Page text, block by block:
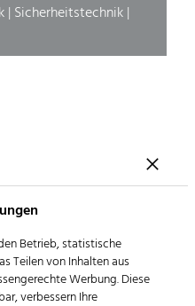
Betrieb, statistische
Teilen von Inhalten aus
Werbung. Diese
verbessern Ihre
Sicherheitstechnik |